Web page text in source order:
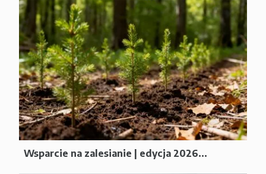
Wsparcie na zalesianie | edycja 2026...